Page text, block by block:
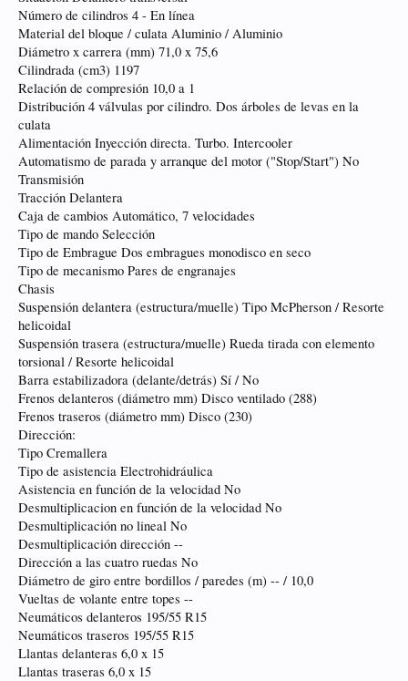
Número de cilindros 4 - En línea
Material del bloque / culata Aluminio / Aluminio
Diámetro x carrera (mm) 71,0 x 75,6
Cilindrada (cm3) 1197
Relación de compresión 10,0 a 1
Distribución 4 válvulas por cilindro. Dos árboles de levas en la
culata
Alimentación Inyección directa. Turbo. Intercooler
Automatismo de parada y arranque del motor ("Stop/Start") No
Transmisión
Tracción Delantera
Caja de cambios Automático, 7 velocidades
Tipo de mando Selección
Tipo de Embrague Dos embragues monodisco en seco
Tipo de mecanismo Pares de engranajes
Chasis
Suspensión delantera (estructura/muelle) Tipo McPherson / Resorte
helicoidal
Suspensión trasera (estructura/muelle) Rueda tirada con elemento
torsional / Resorte helicoidal
Barra estabilizadora (delante/detrás) Sí / No
Frenos delanteros (diámetro mm) Disco ventilado (288)
Frenos traseros (diámetro mm) Disco (230)
Dirección:
Tipo Cremallera
Tipo de asistencia Electrohidráulica
Asistencia en función de la velocidad No
Desmultiplicacion en función de la velocidad No
Desmultiplicación no lineal No
Desmultiplicación dirección --
Dirección a las cuatro ruedas No
Diámetro de giro entre bordillos / paredes (m) -- / 10,0
Vueltas de volante entre topes --
Neumáticos delanteros 195/55 R15
Neumáticos traseros 195/55 R15
Llantas delanteras 6,0 x 15
Llantas traseras 6,0 x 15